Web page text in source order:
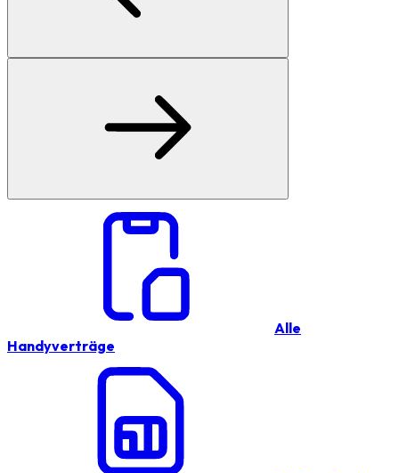
Alle
Handyverträge